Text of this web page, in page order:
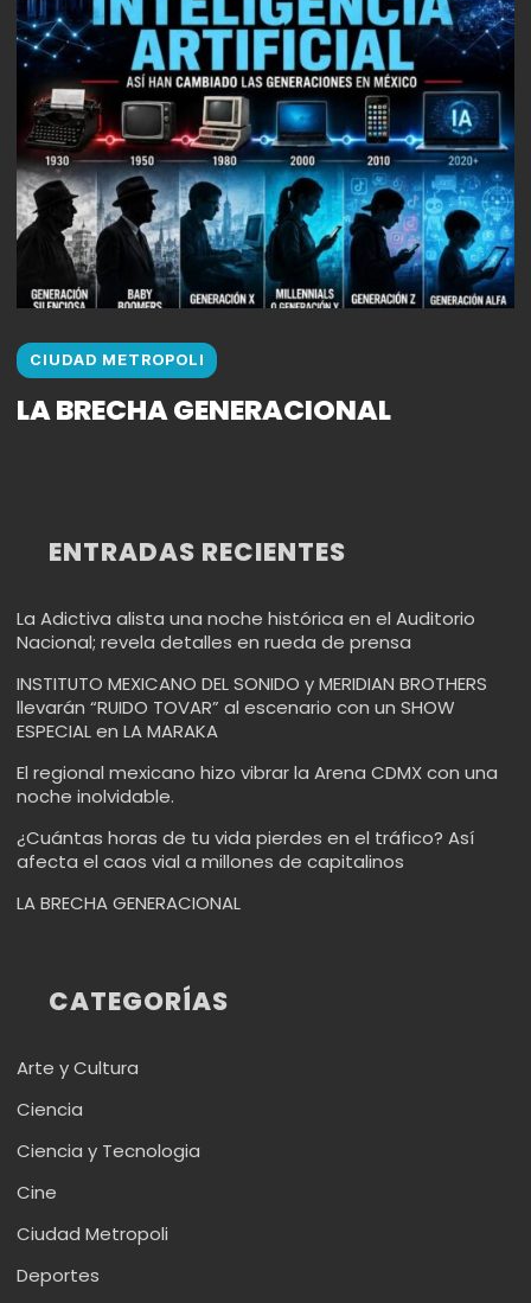
CIUDAD METROPOLI
LA BRECHA GENERACIONAL
ENTRADAS RECIENTES
La Adictiva alista una noche histórica en el Auditorio
Nacional; revela detalles en rueda de prensa
INSTITUTO MEXICANO DEL SONIDO y MERIDIAN BROTHERS
llevarán “RUIDO TOVAR” al escenario con un SHOW
ESPECIAL en LA MARAKA
El regional mexicano hizo vibrar la Arena CDMX con una
noche inolvidable.
¿Cuántas horas de tu vida pierdes en el tráfico? Así
afecta el caos vial a millones de capitalinos
LA BRECHA GENERACIONAL
CATEGORÍAS
Arte y Cultura
Ciencia
Ciencia y Tecnologia
Cine
Ciudad Metropoli
Deportes